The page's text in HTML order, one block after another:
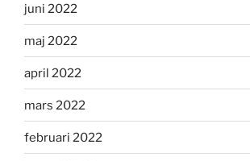
juni 2022
maj 2022
april 2022
mars 2022
februari 2022